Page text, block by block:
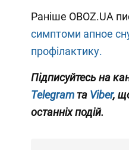
Раніше OBOZ.UA
симптоми апное
профілактику.
Підписуйтесь на
Telegram та Viber,
останніх подій.